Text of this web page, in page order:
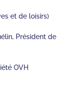
et de loisirs)
Président de
OVH